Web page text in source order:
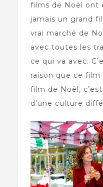
films de Noël ont
jamais un grand
vrai marché de
avec toutes les
ce qui va avec.
raison que ce film
film de Noël,
d’une culture